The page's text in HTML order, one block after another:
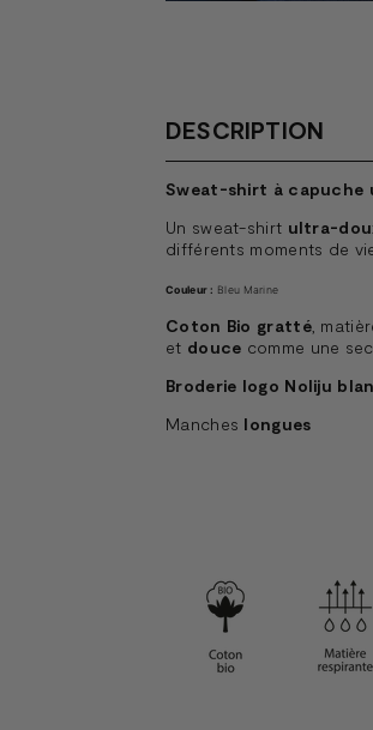
DESCRIPTION
Sweat-shirt à capuche
Un sweat-shirt ultra-
différents moments de
Couleur : Bleu Marine
Coton Bio gratté,
et douce comme une
Broderie logo Noliju
Manches longues